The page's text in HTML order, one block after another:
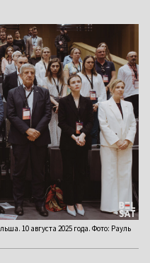
10 августа 2025 года. Фото: Рауль